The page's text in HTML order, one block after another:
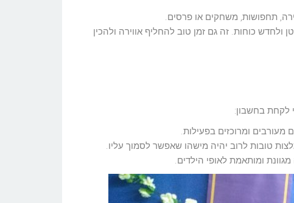
תחפושות, משחקים או פרסים.
קטן ולחדש כוחות. זה גם זמן טוב להחליף אווירה ולהכין
מעורבים ומרוכזים בפעילות.
טובות לרוב יהיה מישהו שאפשר לסמוך עליו.
ומותאמת לאופי הילדים.